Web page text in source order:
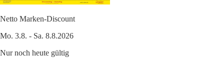
Netto Marken-Discount
Mo. 3.8. - Sa. 8.8.2026
Nur noch heute gültig